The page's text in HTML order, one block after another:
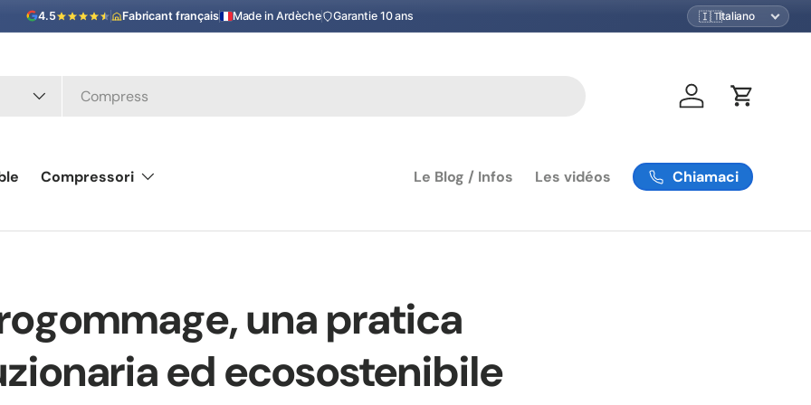
4.5 Fabricant français Made in Ardèche Garantie 10 ans 🇮🇹
AccediCarrello
Compressori Le Blog / Infos Les vidéos Chiamaci
una pratica
ed ecosostenibile